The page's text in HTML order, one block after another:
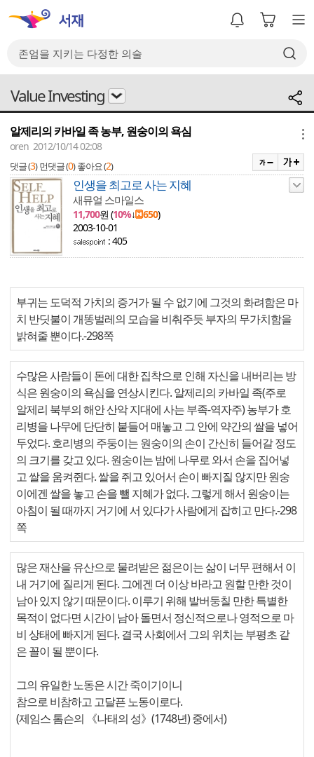
Value Investing
알제리의 카바일 족 농부, 원숭이의 욕심
oren 2012/10/14 02:08
댓글 (3) 먼댓글 (0) 좋아요 (2)
인생을 최고로 사는 지혜
새뮤얼 스마일스
11,700원 (10%↓ 650)
2003-10-01
: 405
부귀는 도덕적 가치의 증거가 될 수 없기에 그것의 화려함은 마
치 반딧불이 개똥벌레의 모습을 비춰주듯 부자의 무가치함을
밝혀줄 뿐이다.-298쪽
수많은 사람들이 돈에 대한 집착으로 인해 자신을 내버리는 방
식은 원숭이의 욕심을 연상시킨다. 알제리의 카바일 족(주로
알제리 북부의 해안 산악 지대에 사는 부족-역자주) 농부가 호
리병을 나무에 단단히 붙들어 매놓고 그 안에 약간의 쌀을 넣어
두었다. 호리병의 주둥이는 원숭이의 손이 간신히 들어갈 정도
의 크기를 갖고 있다. 원숭이는 밤에 나무로 와서 손을 집어넣
고 쌀을 움켜쥔다. 쌀을 쥐고 있어서 손이 빠지질 않지만 원숭
이에겐 쌀을 놓고 손을 뺄 지혜가 없다. 그렇게 해서 원숭이는
아침이 될 때까지 거기에 서 있다가 사람에게 잡히고 만다.-298
쪽
많은 재산을 유산으로 물려받은 젊은이는 삶이 너무 편해서 이
내 거기에 질리게 된다. 그에겐 더 이상 바라고 원할 만한 것이
남아 있지 않기 때문이다. 이루기 위해 발버둥칠 만한 특별한
목적이 없다면 시간이 남아 돌면서 정신적으로나 영적으로 마
비 상태에 빠지게 된다. 결국 사회에서 그의 위치는 부평초 같
은 꼴이 될 뿐이다.
그의 유일한 노동은 시간 죽이기이니
참으로 비참하고 고달픈 노동이로다.
(제임스 톰슨의 《나태의 성》(1748년) 중에서)